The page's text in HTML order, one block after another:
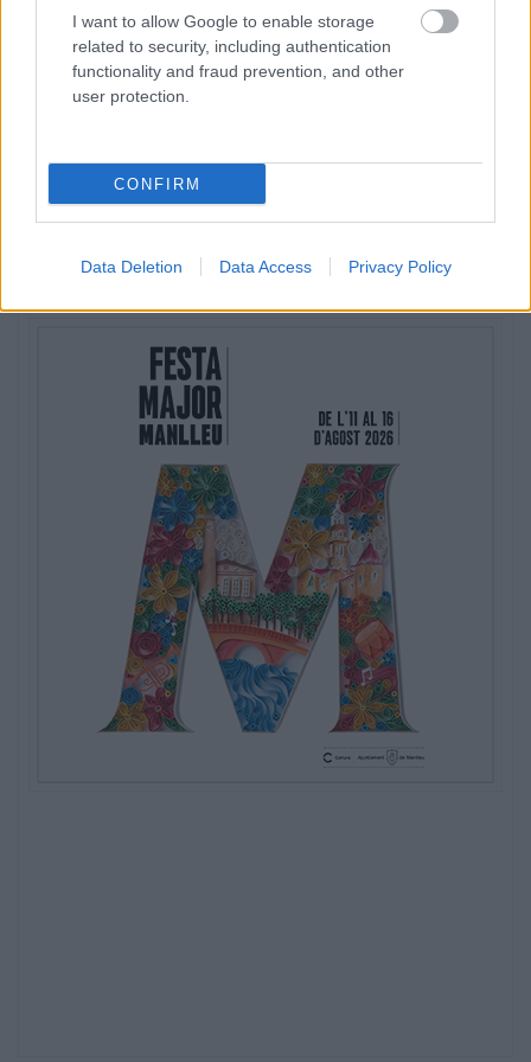
I want to allow Google to enable storage
related to security, including authentication
functionality and fraud prevention, and other
user protection.
CONFIRM
Data Deletion Data Access Privacy Policy
desena victòria del curs per tancar la temporada
amb una alegria.
ETIQUETES: